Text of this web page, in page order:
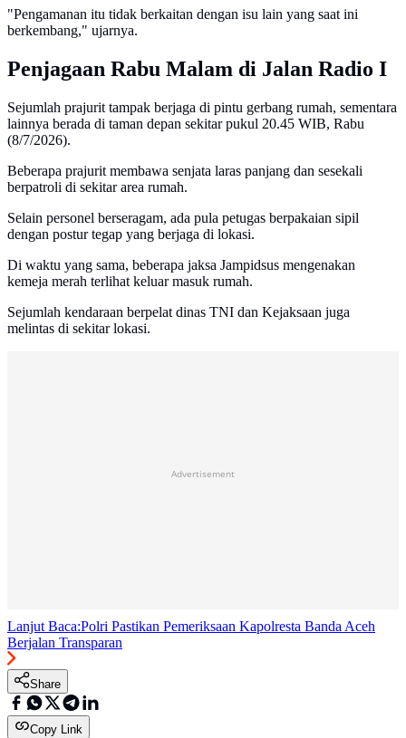
"Pengamanan itu tidak berkaitan dengan isu lain yang saat ini
berkembang," ujarnya.
Penjagaan Rabu Malam di Jalan Radio I
Sejumlah prajurit tampak berjaga di pintu gerbang rumah, sementara
lainnya berada di taman depan sekitar pukul 20.45 WIB, Rabu
(8/7/2026).
Beberapa prajurit membawa senjata laras panjang dan sesekali
berpatroli di sekitar area rumah.
Selain personel berseragam, ada pula petugas berpakaian sipil
dengan postur tegap yang berjaga di lokasi.
Di waktu yang sama, beberapa jaksa Jampidsus mengenakan
kemeja merah terlihat keluar masuk rumah.
Sejumlah kendaraan berpelat dinas TNI dan Kejaksaan juga
melintas di sekitar lokasi.
Advertisement
Lanjut Baca:Polri Pastikan Pemeriksaan Kapolresta Banda Aceh
Berjalan Transparan
Share
Copy Link